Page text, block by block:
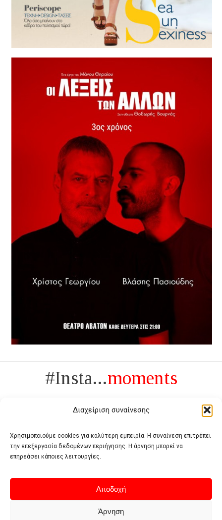
Διαχείριση συναίνεσης
Χρησιμοποιούμε cookies για καλύτερη εμπειρία. Η συναίνεση επιτρέπει
την επεξεργασία δεδομένων περιήγησης. Η άρνηση μπορεί να
επηρεάσει κάποιες λειτουργίες.
Αποδοχή
Άρνηση
#Insta...moments
Πολυτέλεια δεν είναι το αντίθετο της ανέχειας, είναι το αντίθετο της